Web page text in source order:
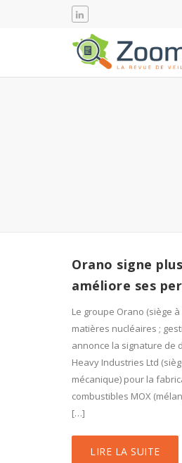
Orano signe
améliore ses
Le groupe Orano (siège
matières nucléaires ;
annonce la signature de
Heavy Industries Ltd
mécanique) pour la
combustibles MOX
[…]
LIRE LA SUITE